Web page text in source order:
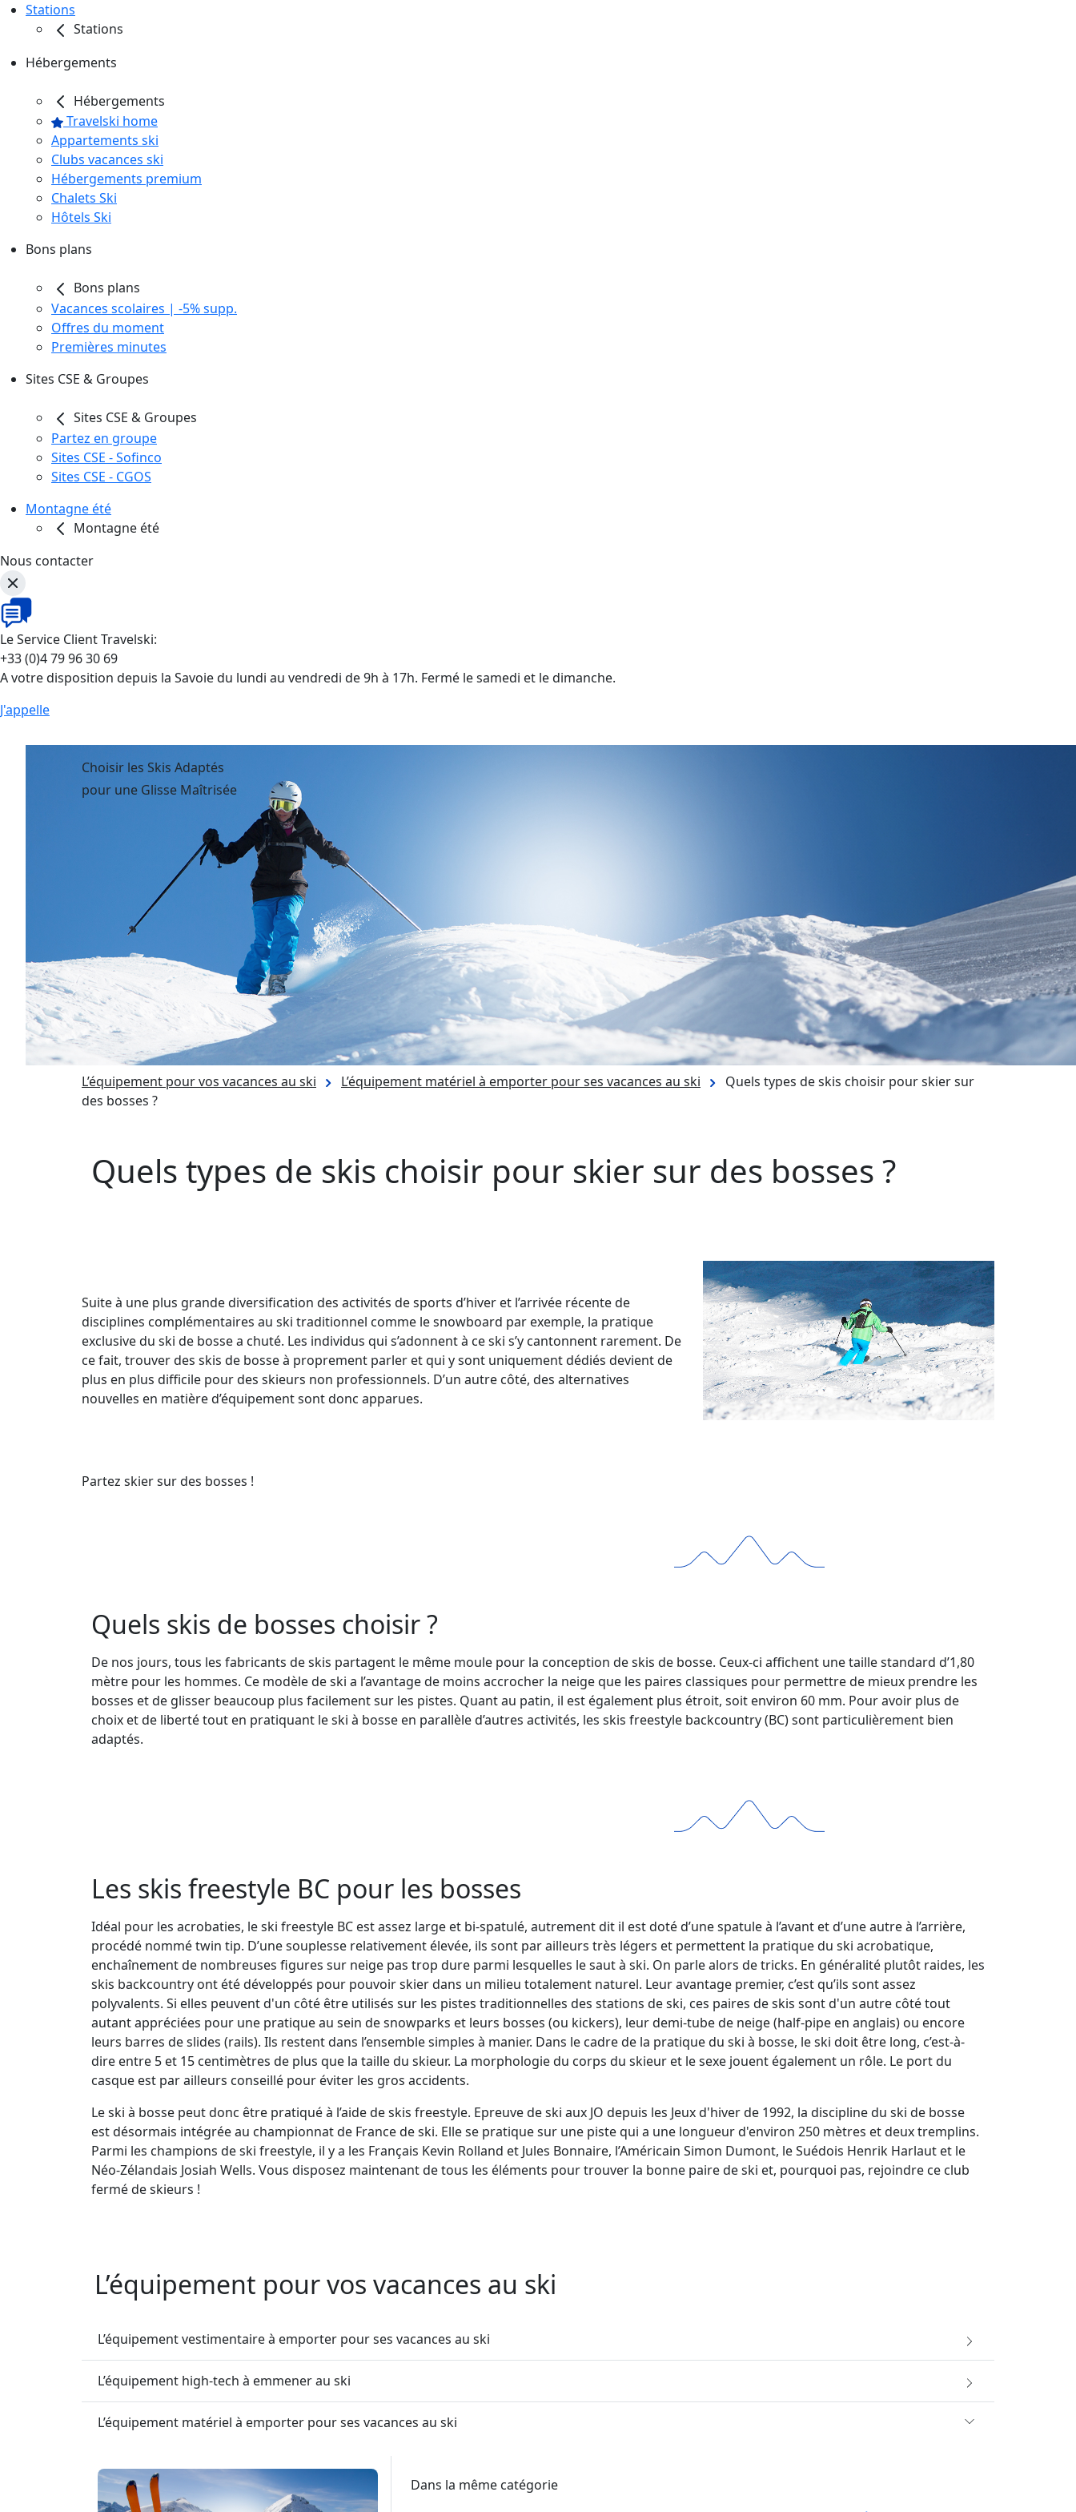
Stations
Stations
Hébergements
Hébergements
Travelski home
Appartements ski
Clubs vacances ski
Hébergements premium
Chalets Ski
Hôtels Ski
Bons plans
Bons plans
Vacances scolaires | -5% supp.
Offres du moment
Premières minutes
Sites CSE & Groupes
Sites CSE & Groupes
Partez en groupe
Sites CSE - Sofinco
Sites CSE - CGOS
Montagne été
Montagne été
Nous contacter
Le Service Client Travelski:
+33 (0)4 79 96 30 69
A votre disposition depuis la Savoie du lundi au vendredi de 9h à 17h. Fermé le samedi et le dimanche.
J'appelle
Choisir les Skis Adaptés
pour une Glisse Maîtrisée
L’équipement pour vos vacances au ski L’équipement matériel à emporter pour ses vacances au ski
Quels types de skis choisir pour skier sur
des bosses ?
Quels types de skis choisir pour skier sur des bosses ?
Suite à une plus grande diversification des activités de sports d’hiver et l’arrivée récente de
disciplines complémentaires au ski traditionnel comme le snowboard par exemple, la pratique
exclusive du ski de bosse a chuté. Les individus qui s’adonnent à ce ski s’y cantonnent rarement. De
ce fait, trouver des skis de bosse à proprement parler et qui y sont uniquement dédiés devient de
plus en plus difficile pour des skieurs non professionnels. D’un autre côté, des alternatives
nouvelles en matière d’équipement sont donc apparues.
Partez skier sur des bosses !
Quels skis de bosses choisir ?
De nos jours, tous les fabricants de skis partagent le même moule pour la conception de skis de bosse. Ceux-ci affichent une taille standard d’1,80
mètre pour les hommes. Ce modèle de ski a l’avantage de moins accrocher la neige que les paires classiques pour permettre de mieux prendre les
bosses et de glisser beaucoup plus facilement sur les pistes. Quant au patin, il est également plus étroit, soit environ 60 mm. Pour avoir plus de
choix et de liberté tout en pratiquant le ski à bosse en parallèle d’autres activités, les skis freestyle backcountry (BC) sont particulièrement bien
adaptés.
Les skis freestyle BC pour les bosses
Idéal pour les acrobaties, le ski freestyle BC est assez large et bi-spatulé, autrement dit il est doté d’une spatule à l’avant et d’une autre à l’arrière,
procédé nommé twin tip. D’une souplesse relativement élevée, ils sont par ailleurs très légers et permettent la pratique du ski acrobatique,
enchaînement de nombreuses figures sur neige pas trop dure parmi lesquelles le saut à ski. On parle alors de tricks. En généralité plutôt raides, les
skis backcountry ont été développés pour pouvoir skier dans un milieu totalement naturel. Leur avantage premier, c’est qu’ils sont assez
polyvalents. Si elles peuvent d'un côté être utilisés sur les pistes traditionnelles des stations de ski, ces paires de skis sont d'un autre côté tout
autant appréciées pour une pratique au sein de snowparks et leurs bosses (ou kickers), leur demi-tube de neige (half-pipe en anglais) ou encore
leurs barres de slides (rails). Ils restent dans l’ensemble simples à manier. Dans le cadre de la pratique du ski à bosse, le ski doit être long, c’est-à-
dire entre 5 et 15 centimètres de plus que la taille du skieur. La morphologie du corps du skieur et le sexe jouent également un rôle. Le port du
casque est par ailleurs conseillé pour éviter les gros accidents.
Le ski à bosse peut donc être pratiqué à l’aide de skis freestyle. Epreuve de ski aux JO depuis les Jeux d'hiver de 1992, la discipline du ski de bosse
est désormais intégrée au championnat de France de ski. Elle se pratique sur une piste qui a une longueur d'environ 250 mètres et deux tremplins.
Parmi les champions de ski freestyle, il y a les Français Kevin Rolland et Jules Bonnaire, l’Américain Simon Dumont, le Suédois Henrik Harlaut et le
Néo-Zélandais Josiah Wells. Vous disposez maintenant de tous les éléments pour trouver la bonne paire de ski et, pourquoi pas, rejoindre ce club
fermé de skieurs !
L’équipement pour vos vacances au ski
L’équipement vestimentaire à emporter pour ses vacances au ski
L’équipement high-tech à emmener au ski
L’équipement matériel à emporter pour ses vacances au ski
Dans la même catégorie